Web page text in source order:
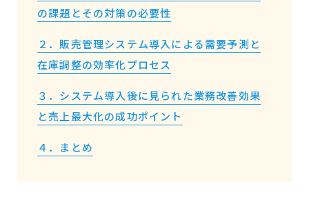
の課題とその対策の必要性
２．販売管理システム導入による需要予測と
在庫調整の効率化プロセス
３．システム導入後に見られた業務改善効果
と売上最大化の成功ポイント
４．まとめ